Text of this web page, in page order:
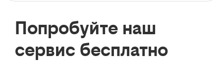
Попробуйте наш
сервис бесплатно